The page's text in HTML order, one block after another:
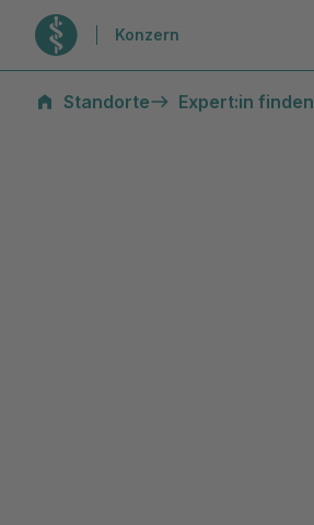
Zur Startseite
Konzern
Standorte
Expert:in finden